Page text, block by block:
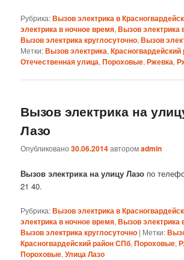
Рубрика:Вызов электрика в
электрика в ночное время,Вызов электрика
Вызов электрика круглосуточно,Вызов
Метки:Вызов электрика,
Отечественная улица,Пороховые,Ржевка,
Вызов электрика на
Лазо
Опубликовано30.06.2014авторомadmin
Вызов электрика на улицу Лазо по
21 40.
Рубрика:Вызов электрика в
электрика в ночное время,Вызов электрика
Вызов электрика круглосуточно | Метки:
Красногвардейский район СПб,Пороховые,
Пороховые,Улица Лазо